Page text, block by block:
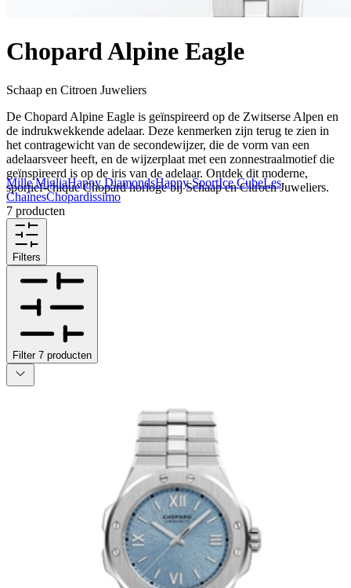
Chopard Alpine Eagle
Schaap en Citroen Juweliers
De Chopard Alpine Eagle is geïnspireerd op de Zwitserse Alpen en
de indrukwekkende adelaar. Deze kenmerken zijn terug te zien in
het contragewicht van de secondewijzer, die de vorm van een
adelaarsveer heeft, en de wijzerplaat met een zonnestraalmotief die
geïnspireerd is op de iris van de adelaar. Ontdek dit moderne,
sportief-chique Chopard horloge bij Schaap en Citroen Juweliers.
Mille MigliaHappy DiamondsHappy SportIce CubeLes
ChaînesChopardissimo
7 producten
Filters
Filter 7 producten